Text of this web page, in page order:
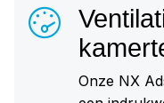
Onze NX